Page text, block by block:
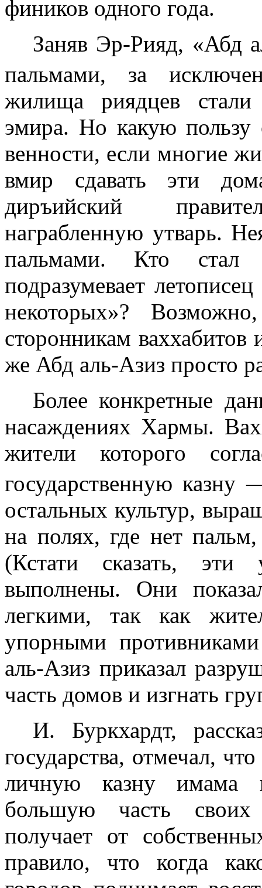
фиников одного года.
Заняв Эр-Рияд, «Абд
пальмами, за
жилища риядцев стали
эмира. Но какую пользу
венности, если многие
вмир сдавать эти
диръийский
награбленную утварь.
пальмами. Кто
подразумевает
некоторых»?
сторон­никам
же Абд аль-Азиз просто
Более конкретные
насаждениях Хармы.
жители которого
государственную
осталь­ных культур,
на полях, где нет
(Кстати сказать,
выполнены. Они
легкими, так как
упорными
аль-Азиз приказал
часть домов и изгнать
И. Буркхардт,
государства, отме­чал,
личную казну имама
большую часть своих
получает от
правило, что когда